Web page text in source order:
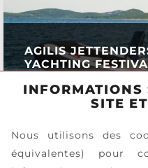
AGILIS
YACHTING
EN SAVOIR
INFORMATIONS
SITE
Nous utilisons des
équivalentes) pour